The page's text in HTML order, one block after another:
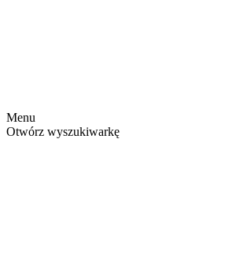
Menu
Otwórz wyszukiwarkę